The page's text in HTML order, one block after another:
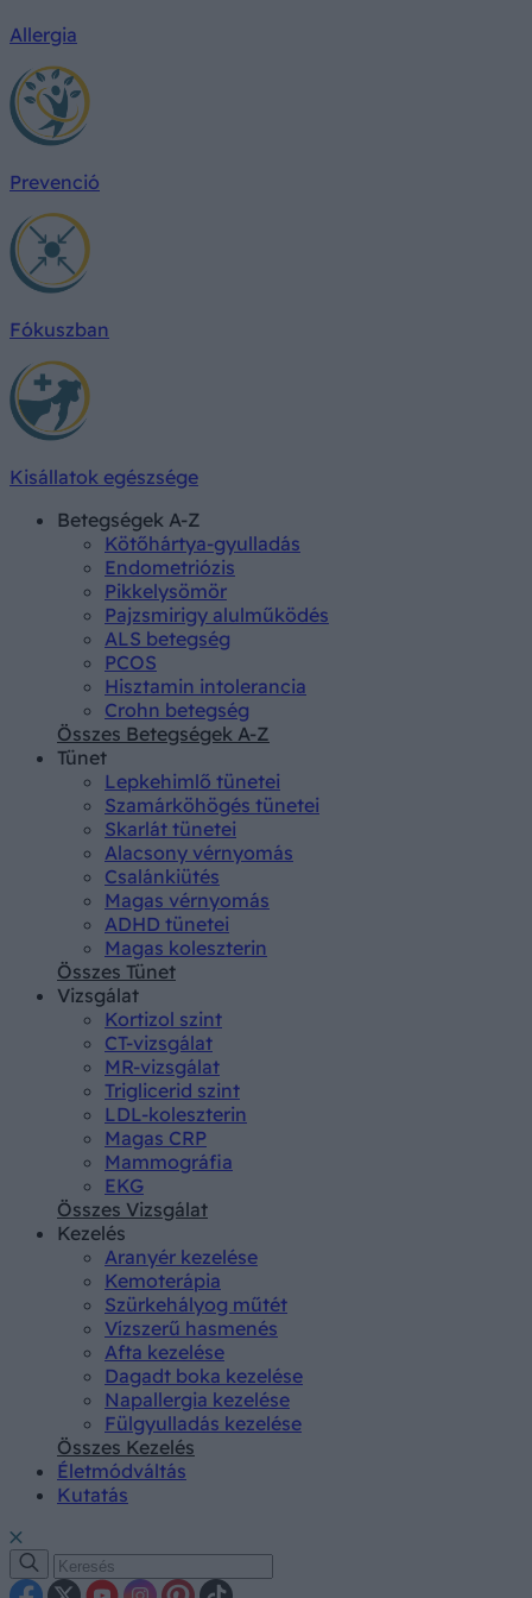
Allergia
Prevenció
Fókuszban
Kisállatok egészsége
Betegségek A-Z
Kötőhártya-gyulladás
Endometriózis
Pikkelysömör
Pajzsmirigy alulműködés
ALS betegség
PCOS
Hisztamin intolerancia
Crohn betegség
Összes Betegségek A-Z
Tünet
Lepkehimlő tünetei
Szamárköhögés tünetei
Skarlát tünetei
Alacsony vérnyomás
Csalánkiütés
Magas vérnyomás
ADHD tünetei
Magas koleszterin
Összes Tünet
Vizsgálat
Kortizol szint
CT-vizsgálat
MR-vizsgálat
Triglicerid szint
LDL-koleszterin
Magas CRP
Mammográfia
EKG
Összes Vizsgálat
Kezelés
Aranyér kezelése
Kemoterápia
Szürkehályog műtét
Vízszerű hasmenés
Afta kezelése
Dagadt boka kezelése
Napallergia kezelése
Fülgyulladás kezelése
Összes Kezelés
Életmódváltás
Kutatás